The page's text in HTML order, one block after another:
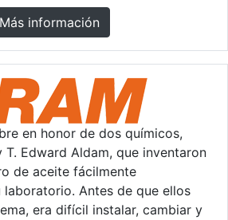
Más información
en honor de dos químicos,
T. Edward Aldam, que inventaron
de aceite fácilmente
laboratorio. Antes de que ellos
era difícil instalar, cambiar y